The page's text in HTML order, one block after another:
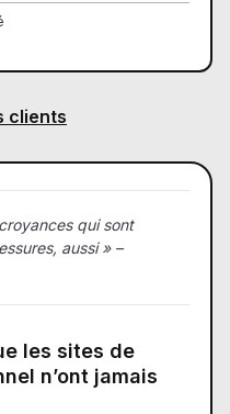
clients
qui sont
aussi » –
les sites de
n’ont jamais